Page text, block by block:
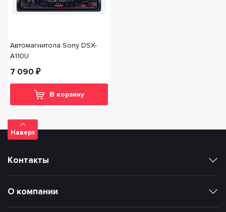
Автомагнитола Sony DSX-
A110U
7 090 ₽
В корзину
Наверх
О компании
Контакты